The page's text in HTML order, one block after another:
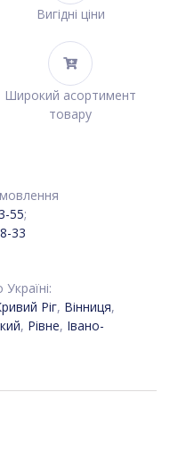
Вигідні ціни
Широкий асортимент
товару
55;
33
Ріг, Вінниця,
, Рівне, Івано-